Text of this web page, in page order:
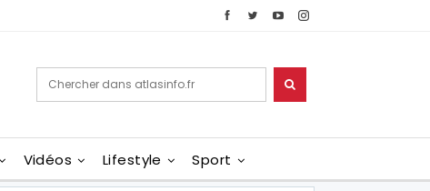
Vidéos Lifestyle Sport